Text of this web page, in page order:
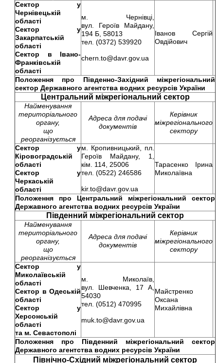
Сектор у
Чернівецькій
області
Сектор у
Закарпатській
області
Сектор в Івано-
Франківській
області
м. Чернівці,
вул. Героїв Майдану,
194 Б, 58013
тел. (0372) 539920
chern.to@davr.gov.ua
Іванов Сергій
Овдійович
Положення про
Південно-Західний міжрегіональний
сектор Державного агентства водних ресурсів України
Центральний міжрегіональний сектор
Найменування
територіального
органу,
що
реорганізується
Адреса для подачі
документів
Керівник
міжрегіонального
сектору
Сектор у
Кіровоградській
області
Сектор у
Черкаській
області
м. Кропивницький, пл.
Героїв Майдану, 1,
кім. 114, 25006
тел. (0522) 246586
kir.to@davr.gov.ua
Тарасенко Ірина
Миколаївна
Положення про
Центральний міжрегіональний сектор
Державного агентства водних ресурсів України
Південний міжрегіональний сектор
Найменування
територіального
органу,
що
реорганізується
Адреса для подачі
документів
Керівник
міжрегіонального
сектору
Сектор у
Миколаївській
області
Сектор в Одеській
області
Сектор у
Херсонській
області
та м. Севастополі
м. Миколаїв,
вул. Шевченка, 17 А,
54030
тел. (0512) 470995
muk.to@davr.gov.ua
Майстренко
Оксана
Михайлівна
Положення про
Південний міжрегіональний сектор
Державного агентства водних ресурсів України
Північно-Східний міжрегіональний сектор